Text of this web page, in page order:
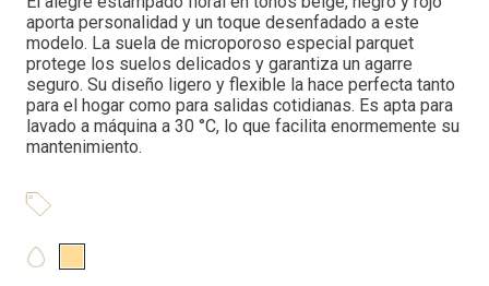
aporta personalidad y un toque desenfadado a este
modelo. La suela de microporoso especial parquet
protege los suelos delicados y garantiza un agarre
seguro. Su diseño ligero y flexible la hace perfecta tanto
para el hogar como para salidas cotidianas. Es apta para
lavado a máquina a 30 °C, lo que facilita enormemente su
mantenimiento.